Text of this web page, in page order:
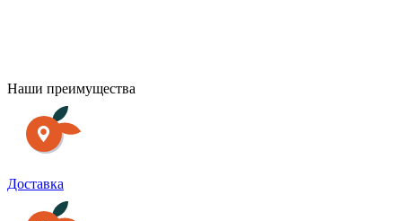
Наши преимущества
Доставка